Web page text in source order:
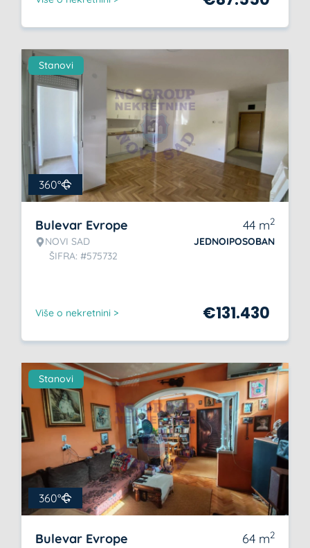
Stanovi
360°
Bulevar Evrope
NOVI SAD
ŠIFRA: #575732
44 m2
JEDNOIPOSOBAN
Više o nekretnini > €131.430
Stanovi
360°
Bulevar Evrope 64 m2